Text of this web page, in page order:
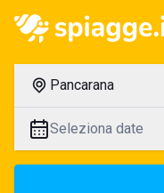
Pancarana
Seleziona date